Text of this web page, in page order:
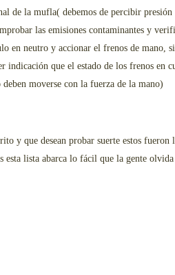
la mufla( debemos de percibir presión
las emisiones contaminantes y
en neutro y accionar el frenos de
que el estado de los frenos en
moverse con la fuerza de la mano)
y que desean probar suerte estos
esta lista abarca lo fácil que la gente